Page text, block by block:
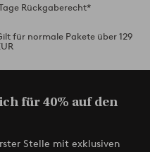
Rückgaberecht*
für normale Pakete über 129
für 40% auf den
Stelle mit exklusiven